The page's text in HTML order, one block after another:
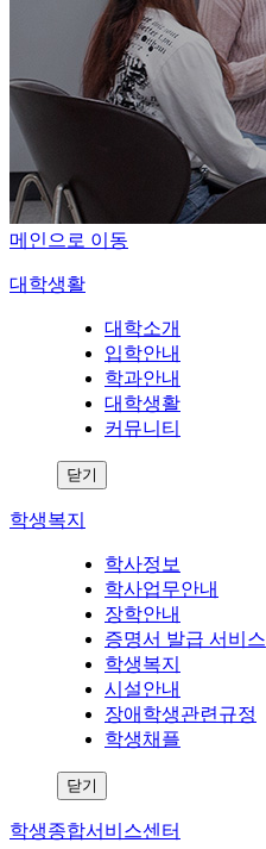
메인으로 이동
대학생활
대학소개
입학안내
학과안내
대학생활
커뮤니티
닫기
학생복지
학사정보
학사업무안내
장학안내
증명서 발급 서비스
학생복지
시설안내
장애학생관련규정
학생채플
닫기
학생종합서비스센터